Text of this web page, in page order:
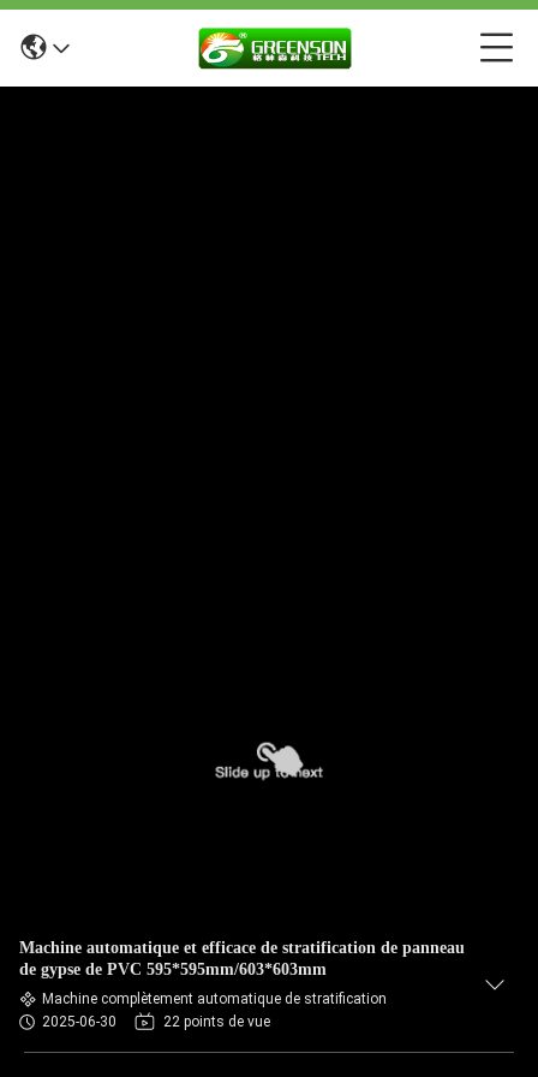
Machine automatique et efficace de stratification de panneau
de gypse de PVC 595*595mm/603*603mm
Machine complètement automatique de stratification
2025-06-30
22 points de vue